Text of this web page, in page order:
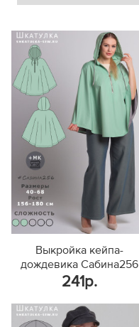
Выкройка кейпа-
дождевика Сабина256
241р.